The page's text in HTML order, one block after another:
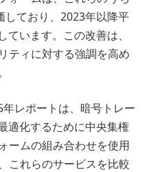
しており、2023年以降平
います。この改善は、
ティに対する強調を高め
レポートは、暗号トレー
適化するために中央集権
ームの組み合わせを使用
これらのサービスを比較